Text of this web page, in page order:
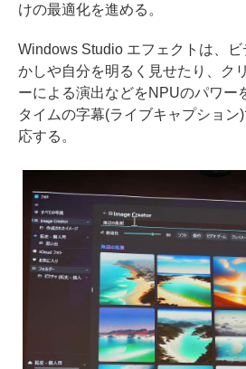
けの最適化を進める。
Windows Studio エフェクトは、
かしや自分を明るく見せたり、ク
ーによる演出などをNPUのパワー
タイムの字幕(ライブキャプション
応する。